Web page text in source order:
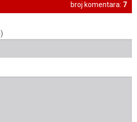
broj komentara: 7